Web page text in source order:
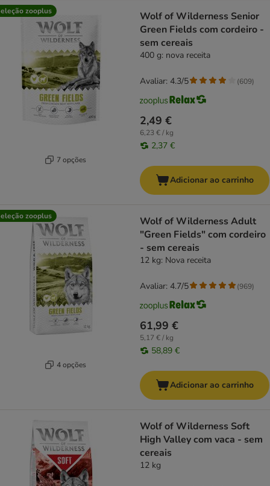
zooplus
7 opções
Wolf of Wilderness Senior
Green Fields com cordeiro -
sem cereais
400 g: nova receita
2,49 €
6,23 € / kg
2,37 €
Avaliar: 4.3/5 (609)
Adicionar ao carrinho
zooplus
4 opções
Wolf of Wilderness Adult
"Green Fields" com cordeiro
- sem cereais
12 kg: Nova receita
61,99 €
5,17 € / kg
58,89 €
Avaliar: 4.7/5 (969)
Adicionar ao carrinho
Wolf of Wilderness Soft
High Valley com vaca - sem
cereais
12 kg